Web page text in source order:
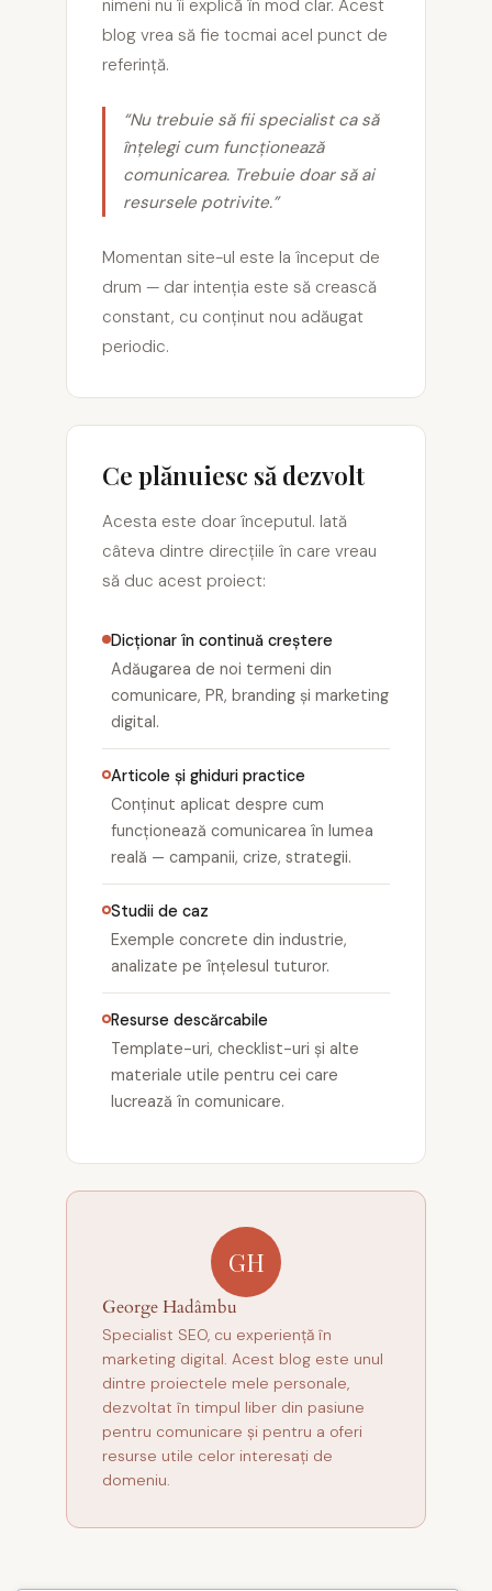
nimeni nu îi explică în mod clar. Acest
blog vrea să fie tocmai acel punct de
referință.
“Nu trebuie să fii specialist ca să
înțelegi cum funcționează
comunicarea. Trebuie doar să ai
resursele potrivite.”
Momentan site-ul este la început de
drum — dar intenția este să crească
constant, cu conținut nou adăugat
periodic.
Ce plănuiesc să dezvolt
Acesta este doar începutul. Iată
câteva dintre direcțiile în care vreau
să duc acest proiect:
Dicționar în continuă creștere
Adăugarea de noi termeni din
comunicare, PR, branding și marketing
digital.
Articole și ghiduri practice
Conținut aplicat despre cum
funcționează comunicarea în lumea
reală — campanii, crize, strategii.
Studii de caz
Exemple concrete din industrie,
analizate pe înțelesul tuturor.
Resurse descărcabile
Template-uri, checklist-uri și alte
materiale utile pentru cei care
lucrează în comunicare.
GH
George Hadâmbu
Specialist SEO, cu experiență în
marketing digital. Acest blog este unul
dintre proiectele mele personale,
dezvoltat în timpul liber din pasiune
pentru comunicare și pentru a oferi
resurse utile celor interesați de
domeniu.